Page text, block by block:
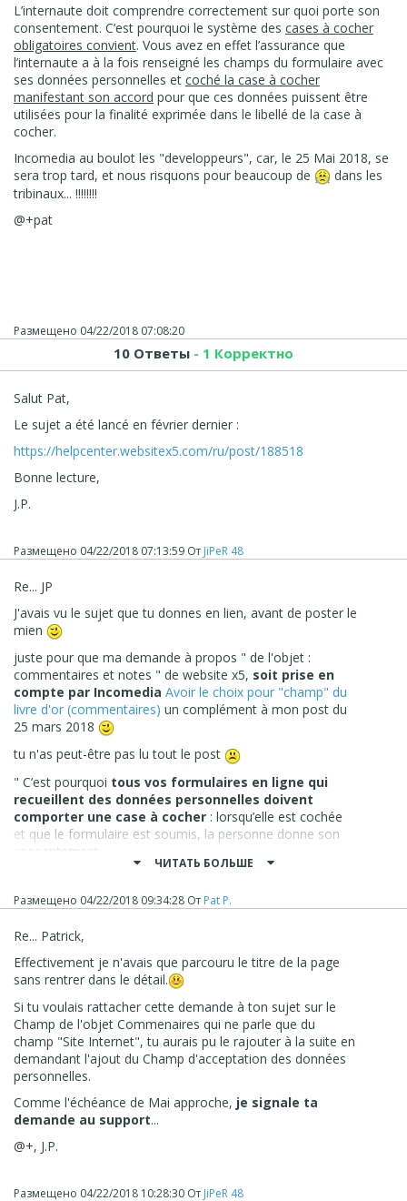
L’internaute doit comprendre correctement sur quoi porte son
consentement. C’est pourquoi le système des cases à cocher
obligatoires convient. Vous avez en effet l’assurance que
l’internaute a à la fois renseigné les champs du formulaire avec
ses données personnelles et coché la case à cocher
manifestant son accord pour que ces données puissent être
utilisées pour la finalité exprimée dans le libellé de la case à
cocher.
Incomedia au boulot les "developpeurs", car, le 25 Mai 2018, se
sera trop tard, et nous risquons pour beaucoup de
dans les
tribinaux... !!!!!!!!
@+pat
Размещено 04/22/2018 07:08:20
10 Ответы - 1 Корректно
Salut Pat,
Le sujet a été lancé en février dernier :
https://helpcenter.websitex5.com/ru/post/188518
Bonne lecture,
J.P.
Размещено 04/22/2018 07:13:59 От JiPeR 48
Re... JP
J'avais vu le sujet que tu donnes en lien, avant de poster le
mien
juste pour que ma demande à propos " de l'objet :
commentaires et notes " de website x5, soit prise en
compte par Incomedia Avoir le choix pour "champ" du
livre d'or (commentaires) un complément à mon post du
25 mars 2018
tu n'as peut-être pas lu tout le post
" C’est pourquoi tous vos formulaires en ligne qui
recueillent des données personnelles doivent
comporter une case à cocher : lorsqu’elle est cochée
et que le formulaire est soumis, la personne donne son
consentement.
champ obligatoire. Si la case n’est pas cochée, le
formulaire ne peut pas être soumis.
La case à cocher obligatoire sert de moyen de recueillir de
la part de l’internaute la manifestation de sa volonté à
accepter l’utilisation de ses données personnelles."
@+ et bonne lecture dominicale
Patrick
ЧИТАТЬ БОЛЬШЕ
Размещено 04/22/2018 09:34:28 От Pat P.
Re... Patrick,
Effectivement je n'avais que parcouru le titre de la page
sans rentrer dans le détail.
Si tu voulais rattacher cette demande à ton sujet sur le
Champ de l'objet Commenaires qui ne parle que du
champ "Site Internet", tu aurais pu le rajouter à la suite en
demandant l'ajout du Champ d'acceptation des données
personnelles.
Comme l'échéance de Mai approche, je signale ta
demande au support...
@+, J.P.
Размещено 04/22/2018 10:28:30 От JiPeR 48